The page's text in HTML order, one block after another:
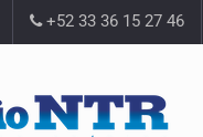
+52 33 36 15 27 46